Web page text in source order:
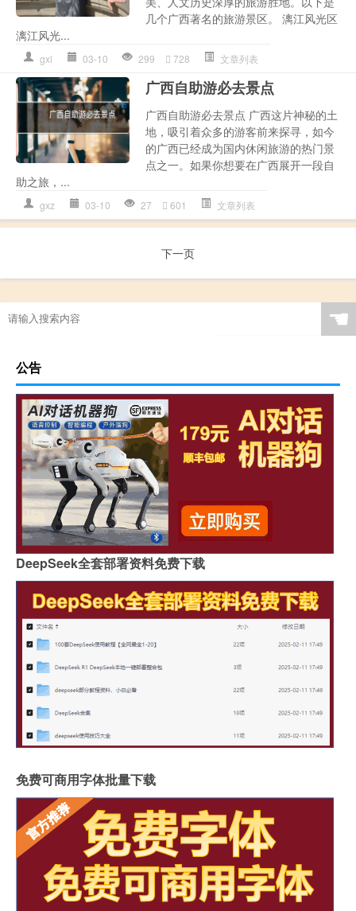
几个广西著名的旅游景区。 漓江风光区
漓江风光...
gxl 03-10 299 728 文章列表
广西自助游必去景点
广西自助游必去景点 广西这片神秘的土
地，吸引着众多的游客前来探寻，如今
的广西已经成为国内休闲旅游的热门景
点之一。如果你想要在广西展开一段自
助之旅，...
gxz 03-10 27 601 文章列表
下一页
☚
公告
DeepSeek全套部署资料免费下载
免费可商用字体批量下载